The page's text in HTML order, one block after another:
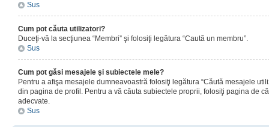
Sus
Cum pot căuta utilizatori?
Duceţi-vă la secţiunea “Membri” şi folosiţi legătura “Caută un membru”.
Sus
Cum pot găsi mesajele şi subiectele mele?
Pentru a afişa mesajele dumneavoastră folosiţi legătura “Căută mesajele
din pagina de profil. Pentru a vă căuta subiectele proprii, folosiţi pagina de
adecvate.
Sus